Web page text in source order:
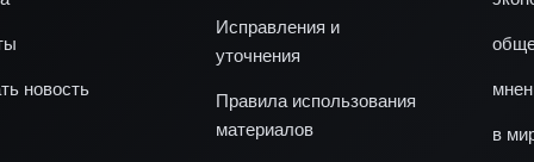
новость
Исправления и
уточнения
Правила использования
материалов
в